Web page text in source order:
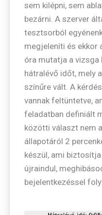
sem kilépni, sem
bezárni. A szerver
tesztsorból
megjeleníti és ekkor
óra mutatja a
hátralévő időt, mely
színűre vált. A
vannak feltüntetve,
feladatban definiált
közötti választ nem
állapotáról 2
készül, ami
újraindul,
bejelentkezéssel